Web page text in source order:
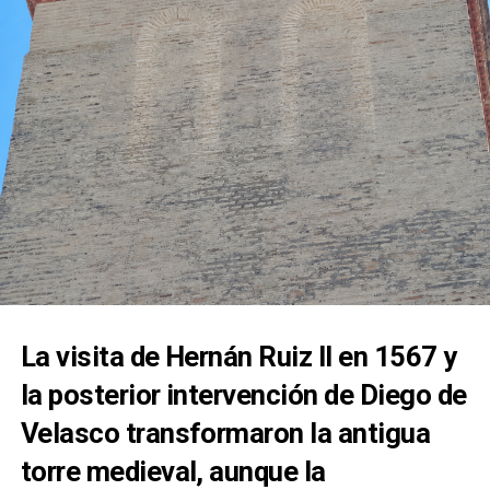
con esta advocación mariana.
La visita de Hernán Ruiz II en 1567 y
la posterior intervención de Diego de
Velasco transformaron la antigua
torre medieval, aunque la